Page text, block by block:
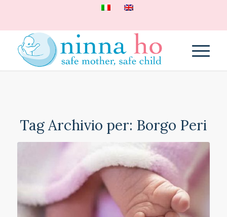
Tag Archivio per: Borgo Peri